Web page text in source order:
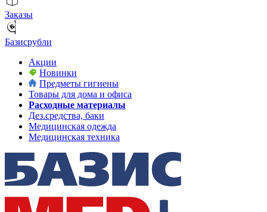
Заказы
Базисрубли
Акции
Новинки
Предметы гигиены
Товары для дома и офиса
Расходные материалы
Дез.средства, баки
Медицинская одежда
Медицинская техника